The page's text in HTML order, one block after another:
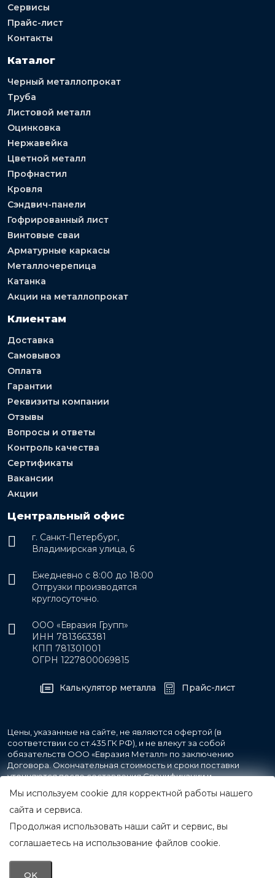
Сервисы
Прайс-лист
Контакты
Каталог
Черный металлопрокат
Труба
Листовой металл
Оцинковка
Нержавейка
Цветной металл
Профнастил
Кровля
Сэндвич-панели
Гофрированный лист
Винтовые сваи
Арматурные каркасы
Металлочерепица
Катанка
Акции на металлопрокат
Клиентам
Доставка
Самовывоз
Оплата
Гарантии
Реквизиты компании
Отзывы
Вопросы и ответы
Контроль качества
Сертификаты
Вакансии
Акции
Центральный офис
г. Санкт-Петербург,
Владимирская улица, 6
Ежедневно с 8:00 до 18:00
Отгрузки производятся
круглосуточно.
ООО «Евразия Групп»
ИНН 7813663381
КПП 781301001
ОГРН 1227800069815
Калькулятор металла Прайс-лист
Цены, указанные на сайте, не являются офертой (в
соответствии со ст.435 ГК РФ), и не влекут за собой
обязательств ООО «Евразия Металл» по заключению
Договора. Окончательная стоимость и сроки поставки
уточняются после составления Спецификации и
фиксируются в Счете на оплату, а также Спецификации на
поставку товара.
© 2007-2026 Все права защищены.
ООО «Евразия Металл»
Мы используем cookie для корректной работы нашего
сайта и сервиса.
Продолжая использовать наши сайт и сервис, вы
соглашаетесь на использование файлов cookie.
OK